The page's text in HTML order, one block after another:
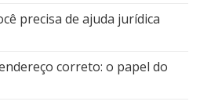
precisa de ajuda jurídica
correto: o papel do